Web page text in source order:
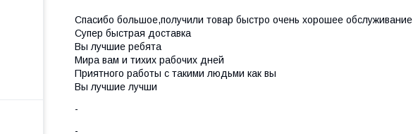
Спасибо большое,получили товар быстро очень хорошее обслуживание
Супер быстрая доставка
Вы лучшие ребята
Мира вам и тихих рабочих дней
Приятного работы с такими людьми как вы
Вы лучшие лучши